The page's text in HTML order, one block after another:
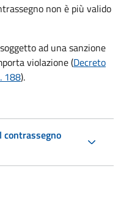
non è più valido
ad una sanzione
violazione (Decreto
188).
contrassegno